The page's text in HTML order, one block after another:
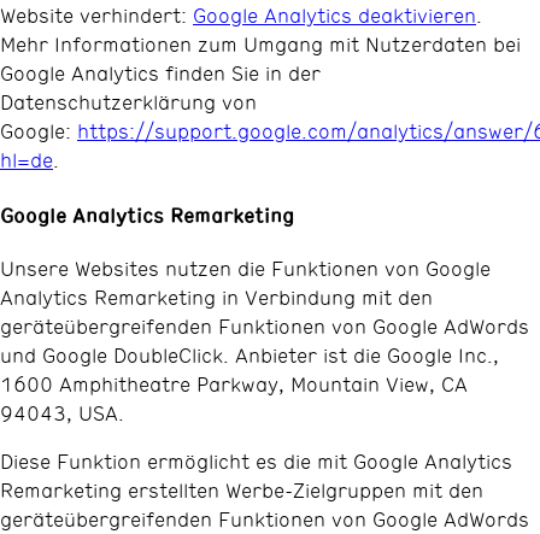
Website verhindert: Google Analytics deaktivieren
Mehr Informationen zum Umgang mit Nutzerdaten bei
Google Analytics finden Sie in der
Datenschutzerklärung von
Google: https://support.google.com/analytics/answer/
hl=de
Google Analytics Remarketing
Unsere Websites nutzen die Funktionen von Google
Analytics Remarketing in Verbindung mit den
geräteübergreifenden Funktionen von Google AdWords
und Google DoubleClick. Anbieter ist die Google Inc.,
1600 Amphitheatre Parkway, Mountain View, CA
94043, USA.
Diese Funktion ermöglicht es die mit Google Analytics
Remarketing erstellten Werbe-Zielgruppen mit den
geräteübergreifenden Funktionen von Google AdWords